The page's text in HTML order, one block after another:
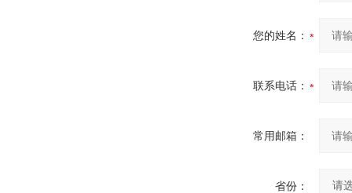
您的姓名：
联系电话：
常用邮箱：
省份：